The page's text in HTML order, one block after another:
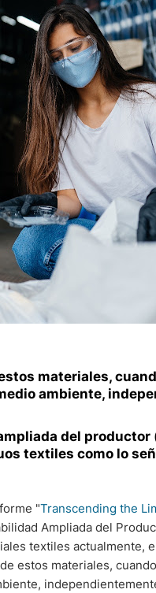
materiales,
ambiente,
del productor
textiles como lo
"Transcending the
Ampliada del
textiles actualmente,
estos materiales,